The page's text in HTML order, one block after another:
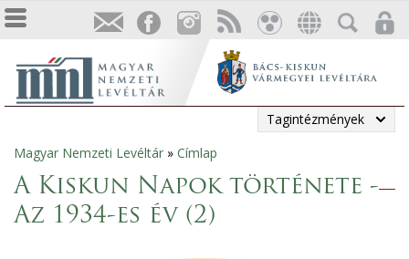
Tagintézmények
Jelenlegi
hely
Magyar Nemzeti Levéltár » Címlap
A Kiskun Napok története -
Az 1934-es év (2)